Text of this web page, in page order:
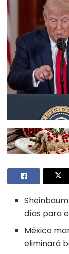
días para
México
eliminará